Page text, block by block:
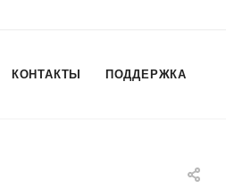
КОНТАКТЫ ПОДДЕРЖКА